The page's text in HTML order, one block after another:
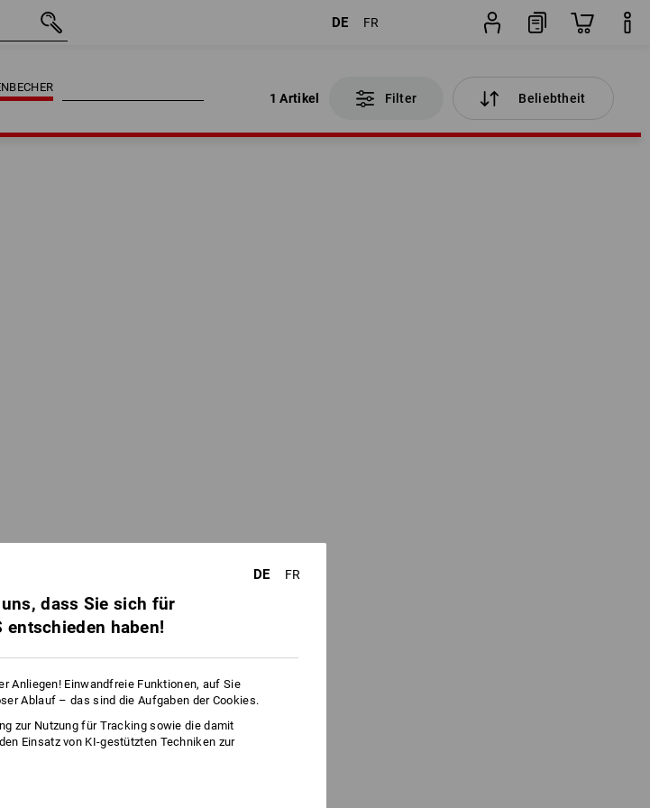
DE FR
1 Artikel Filter Beliebtheit
1 Artikel Filter Beliebtheit
DE FR
dass Sie sich für
entschieden haben!
Anliegen! Einwandfreie Funktionen, auf Sie
Ablauf – das sind die Aufgaben der Cookies.
zur Nutzung für Tracking sowie die damit
Einsatz von KI-gestützten Techniken zur